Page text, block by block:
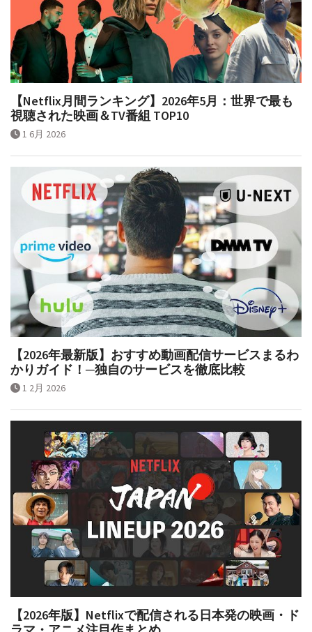
【Netflix月間ランキング】2026年5月：世界で最も
視聴された映画＆TV番組 TOP10
【2026年最新版】おすすめ動画配信サービスまるわ
かりガイド！─独自のサービスを徹底比較